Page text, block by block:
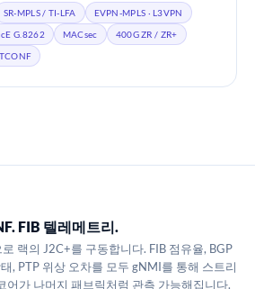
SR-MPLS / TI-LFA
EVPN-MPLS · L3VPN
G.8262 MACsec
400G ZR / ZR+
FIB 텔레메트리.
랙의 J2C+를 구동합니다. FIB 점유율, BGP
, PTP 위상 오차를 모두 gNMI를 통해 스트리
어가 나머지 패브릭처럼 관측 가능해집니다.